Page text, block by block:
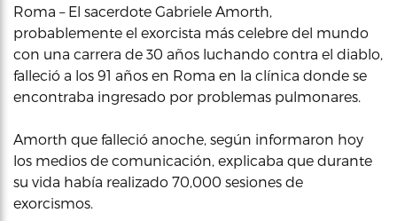
Roma – El sacerdote Gabriele Amorth,
probablemente el exorcista más celebre del mundo
con una carrera de 30 años luchando contra el diablo,
falleció a los 91 años en Roma en la clínica donde se
encontraba ingresado por problemas pulmonares.
Amorth que falleció anoche, según informaron hoy
los medios de comunicación, explicaba que durante
su vida había realizado 70,000 sesiones de
exorcismos.